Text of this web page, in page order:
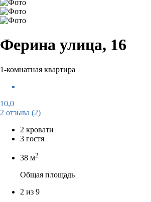
Ферина улица, 16
1-комнатная квартира
10,0
2 отзыва (2)
2 кровати
3 гостя
38 м2
Общая площадь
2 из 9